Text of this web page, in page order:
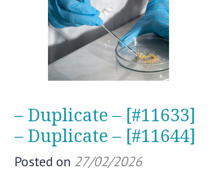
– Duplicate – [#11633]
– Duplicate – [#11644]
Posted on 27/02/2026